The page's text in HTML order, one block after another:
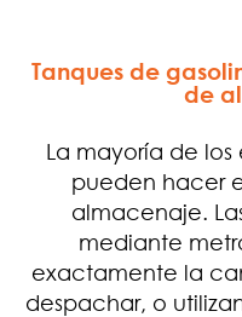
Tanques de
de
La mayoría de
pueden hacer
almacenaje.
mediante
exactamente la
despachar, o